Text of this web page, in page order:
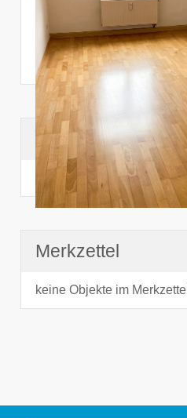
Suchhistorie
noch nichts angesehen
Merkzettel
keine Objekte im Merkzettel